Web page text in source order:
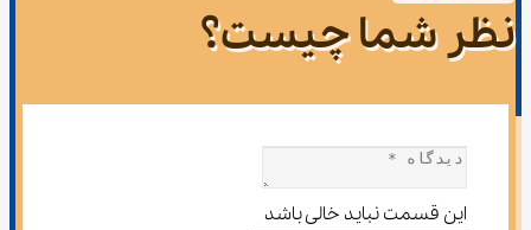
نظر شما چیست؟
این قسمت نباید خالی باشد